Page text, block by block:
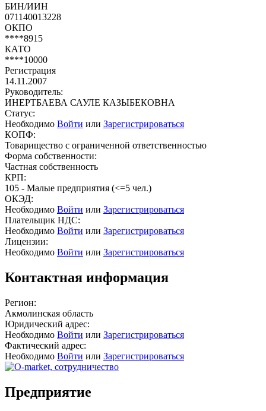
БИН/ИИН
071140013228
ОКПО
****8915
КАТО
****10000
Регистрация
14.11.2007
Руководитель:
ИНЕРТБАЕВА САУЛЕ КАЗЫБЕКОВНА
Статус:
Необходимо Войти или Зарегистрироваться
КОПФ:
Товарищество с ограниченной ответственностью
Форма собственности:
Частная собственность
КРП:
105 - Малые предприятия (<=5 чел.)
ОКЭД:
Необходимо Войти или Зарегистрироваться
Плательщик НДС:
Необходимо Войти или Зарегистрироваться
Лицензии:
Необходимо Войти или Зарегистрироваться
Контактная информация
Регион:
Акмолинская область
Юридический адрес:
Необходимо Войти или Зарегистрироваться
Фактический адрес:
Необходимо Войти или Зарегистрироваться
Предприятие